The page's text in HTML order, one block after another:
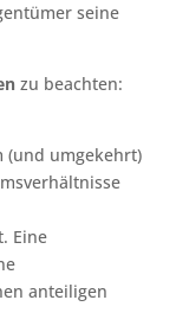
seine
zu beachten:
(und umgekehrt)
Eine
anteiligen